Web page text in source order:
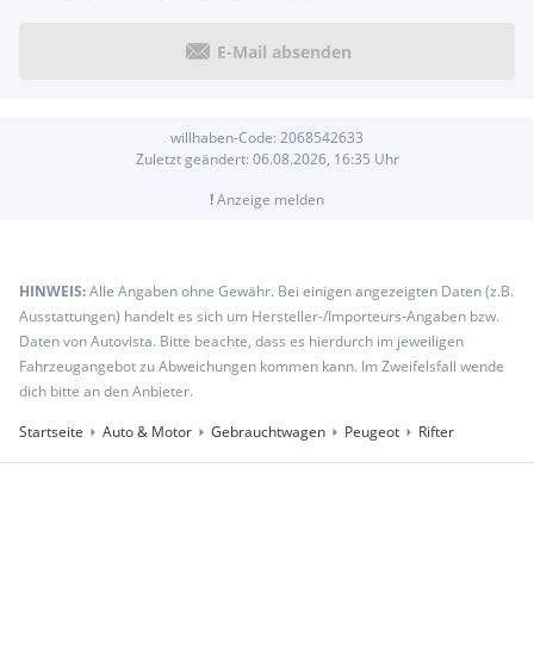
E-Mail absenden
willhaben-Code: 2068542633
Zuletzt geändert: 06.08.2026, 16:35 Uhr
!Anzeige melden
HINWEIS:Alle Angaben ohne Gewähr. Bei einigen angezeigten Daten (z.B.
Ausstattungen) handelt es sich um Hersteller-/Importeurs-Angaben bzw.
Daten von Autovista. Bitte beachte, dass es hierdurch im jeweiligen
Fahrzeugangebot zu Abweichungen kommen kann. Im Zweifelsfall wende
dich bitte an den Anbieter.
Startseite
Auto & Motor Gebrauchtwagen Peugeot Rifter